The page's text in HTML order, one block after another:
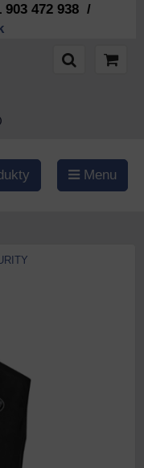
903 472 938 /
Menu